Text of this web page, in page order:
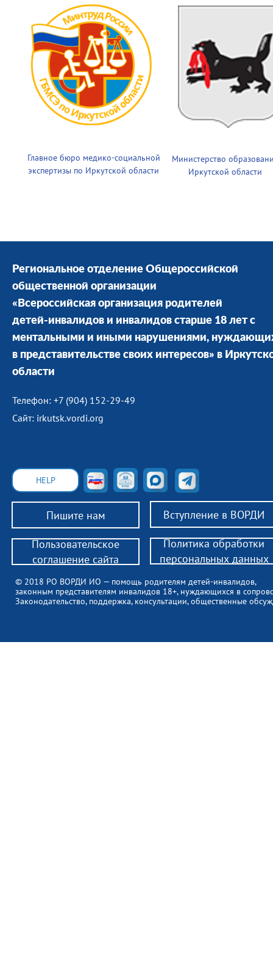
Главное бюро медико-социальной
экспертизы по Иркутской области
Министерство
Иркутской области
Региональное отделение Общероссийской
общественной организации
«Всероссийская организация родителей
детей-инвалидов и инвалидов старше 18 лет с
ментальными и иными нарушениями,
в представительстве своих интересов» в
области
Телефон: +7 (904) 152-29-49
Сайт: irkutsk.vordi.org
Пишите нам Вступление в ВОРДИ
© 2018 РО ВОРДИ ИО — помощь родителям детей-инвалидов,
законным представителям инвалидов 18+, нуждающихся в
Законодательство, поддержка, консультации, общественные
HELP
Пользовательское
соглашение сайта
Политика обработки
персональных данных